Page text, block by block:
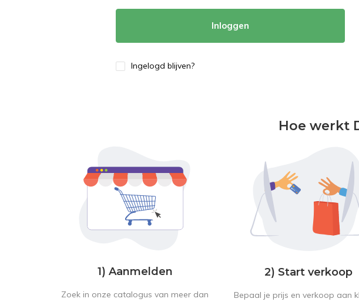
Inloggen
Ingelogd blijven?
Hoe werkt
1) Aanmelden
Zoek in onze catalogus van meer dan
2) Start verkoop
Bepaal je prijs en verkoop aan